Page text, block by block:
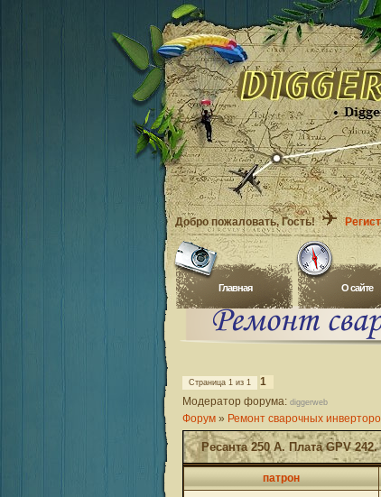
Добро пожаловать, Гость!
Главная O сайте
Страница 1 из 1
1
Модератор форума: diggerweb
Форум » Ремонт сварочных
Ресанта 250 А. Плата GPV 242.
патрон